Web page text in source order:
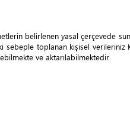
belirlenen yasal çerçevede
toplanan kişisel verileriniz
ve aktarılabilmektedir.